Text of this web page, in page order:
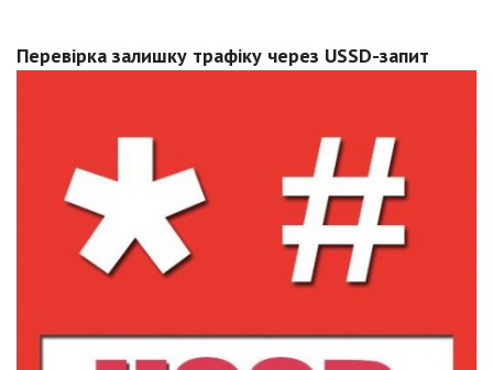
Перевірка залишку трафіку через USSD-запит